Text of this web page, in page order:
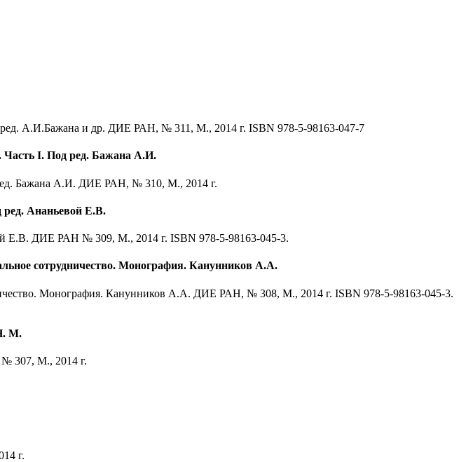
А.И.Бажана и др. ДИЕ РАН, № 311, М., 2014 г. ISBN 978-5-98163-047-7
Часть I. Под ред. Бажана А.И.
Бажана А.И. ДИЕ РАН, № 310, М., 2014 г.
ред. Ананьевой Е.В.
Е.В. ДИЕ РАН № 309, М., 2014 г. ISBN 978-5-98163-045-3.
сотрудничество. Монография. Канунников А.А.
Монография. Канунников А.А. ДИЕ РАН, № 308, М., 2014 г. ISBN 978-5-98163-045-3.
М.
307, М., 2014 г.
г.